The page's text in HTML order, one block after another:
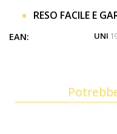
RESO FACILE E
EAN: UNI: